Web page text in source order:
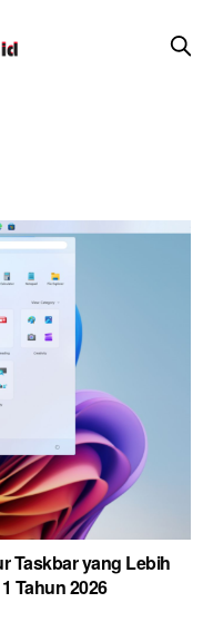
Taskbar yang Lebih
Tahun 2026